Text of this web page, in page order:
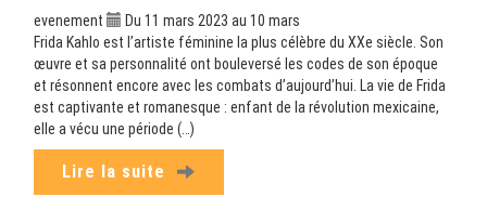
evenement
Du 11 mars 2023 au 10 mars
Frida Kahlo est l’artiste féminine la plus célèbre du XXe siècle. Son
œuvre et sa personnalité ont bouleversé les codes de son époque
et résonnent encore avec les combats d’aujourd’hui. La vie de Frida
est captivante et romanesque : enfant de la révolution mexicaine,
elle a vécu une période (…)
Lire la suite